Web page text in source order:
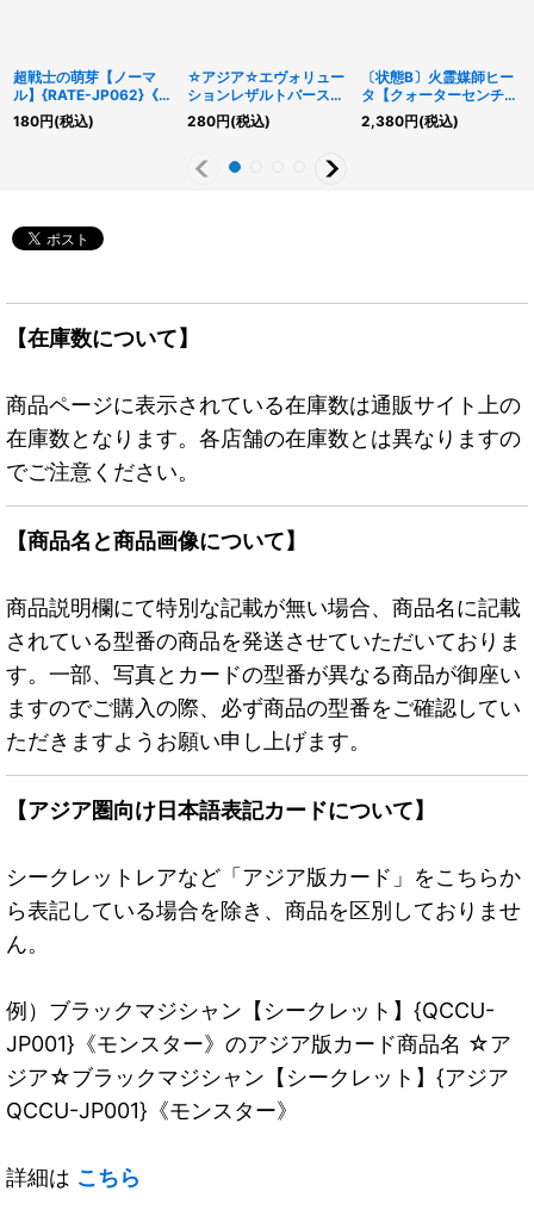
超戦士の萌芽【ノーマ
ル】{RATE-JP062}《魔
法》
180円(税込)
☆アジア☆エヴォリュー
ションレザルトバースト
【プリズマティックシー
クレット】{アジア
280円(税込)
〔状態B〕火霊媒師ヒー
タ【クォーターセンチュ
リーシークレット】
{DUNE-JP026}《モン
2,380円(税込)
【在庫数について】
商品ページに表示されている在庫数は通販サイト上の
在庫数となります。各店舗の在庫数とは異なりますの
でご注意ください。
【商品名と商品画像について】
商品説明欄にて特別な記載が無い場合、商品名に記載
されている型番の商品を発送させていただいておりま
す。一部、写真とカードの型番が異なる商品が御座い
ますのでご購入の際、必ず商品の型番をご確認してい
ただきますようお願い申し上げます。
【アジア圏向け日本語表記カードについて】
シークレットレアなど「アジア版カード」をこちらか
ら表記している場合を除き、商品を区別しておりませ
ん。
例）ブラックマジシャン【シークレット】{QCCU-
JP001}《モンスター》のアジア版カード商品名 ☆ア
ジア☆ブラックマジシャン【シークレット】{アジア
QCCU-JP001}《モンスター》
詳細は こちら